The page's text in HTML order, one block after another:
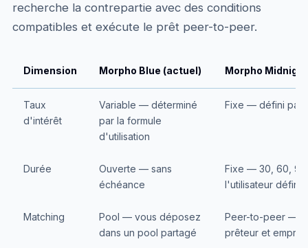
recherche la contrepartie avec des conditions
compatibles et exécute le prêt peer-to-peer.
Dimension Morpho Blue (actuel) Morpho
Taux
d'intérêt
Variable — déterminé
par la formule
d'utilisation
Fixe — défini par
Durée
Ouverte — sans
échéance
Fixe — 30, 60,
l'utilisateur définit
Matching
Pool — vous déposez
dans un pool partagé
Peer-to-peer —
prêteur et